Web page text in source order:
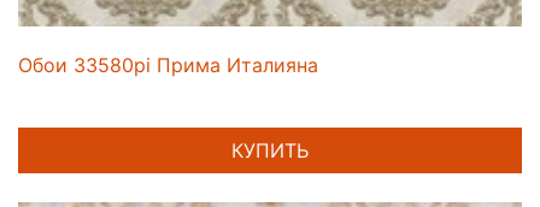
Обои 33580pi Прима Италияна
КУПИТЬ